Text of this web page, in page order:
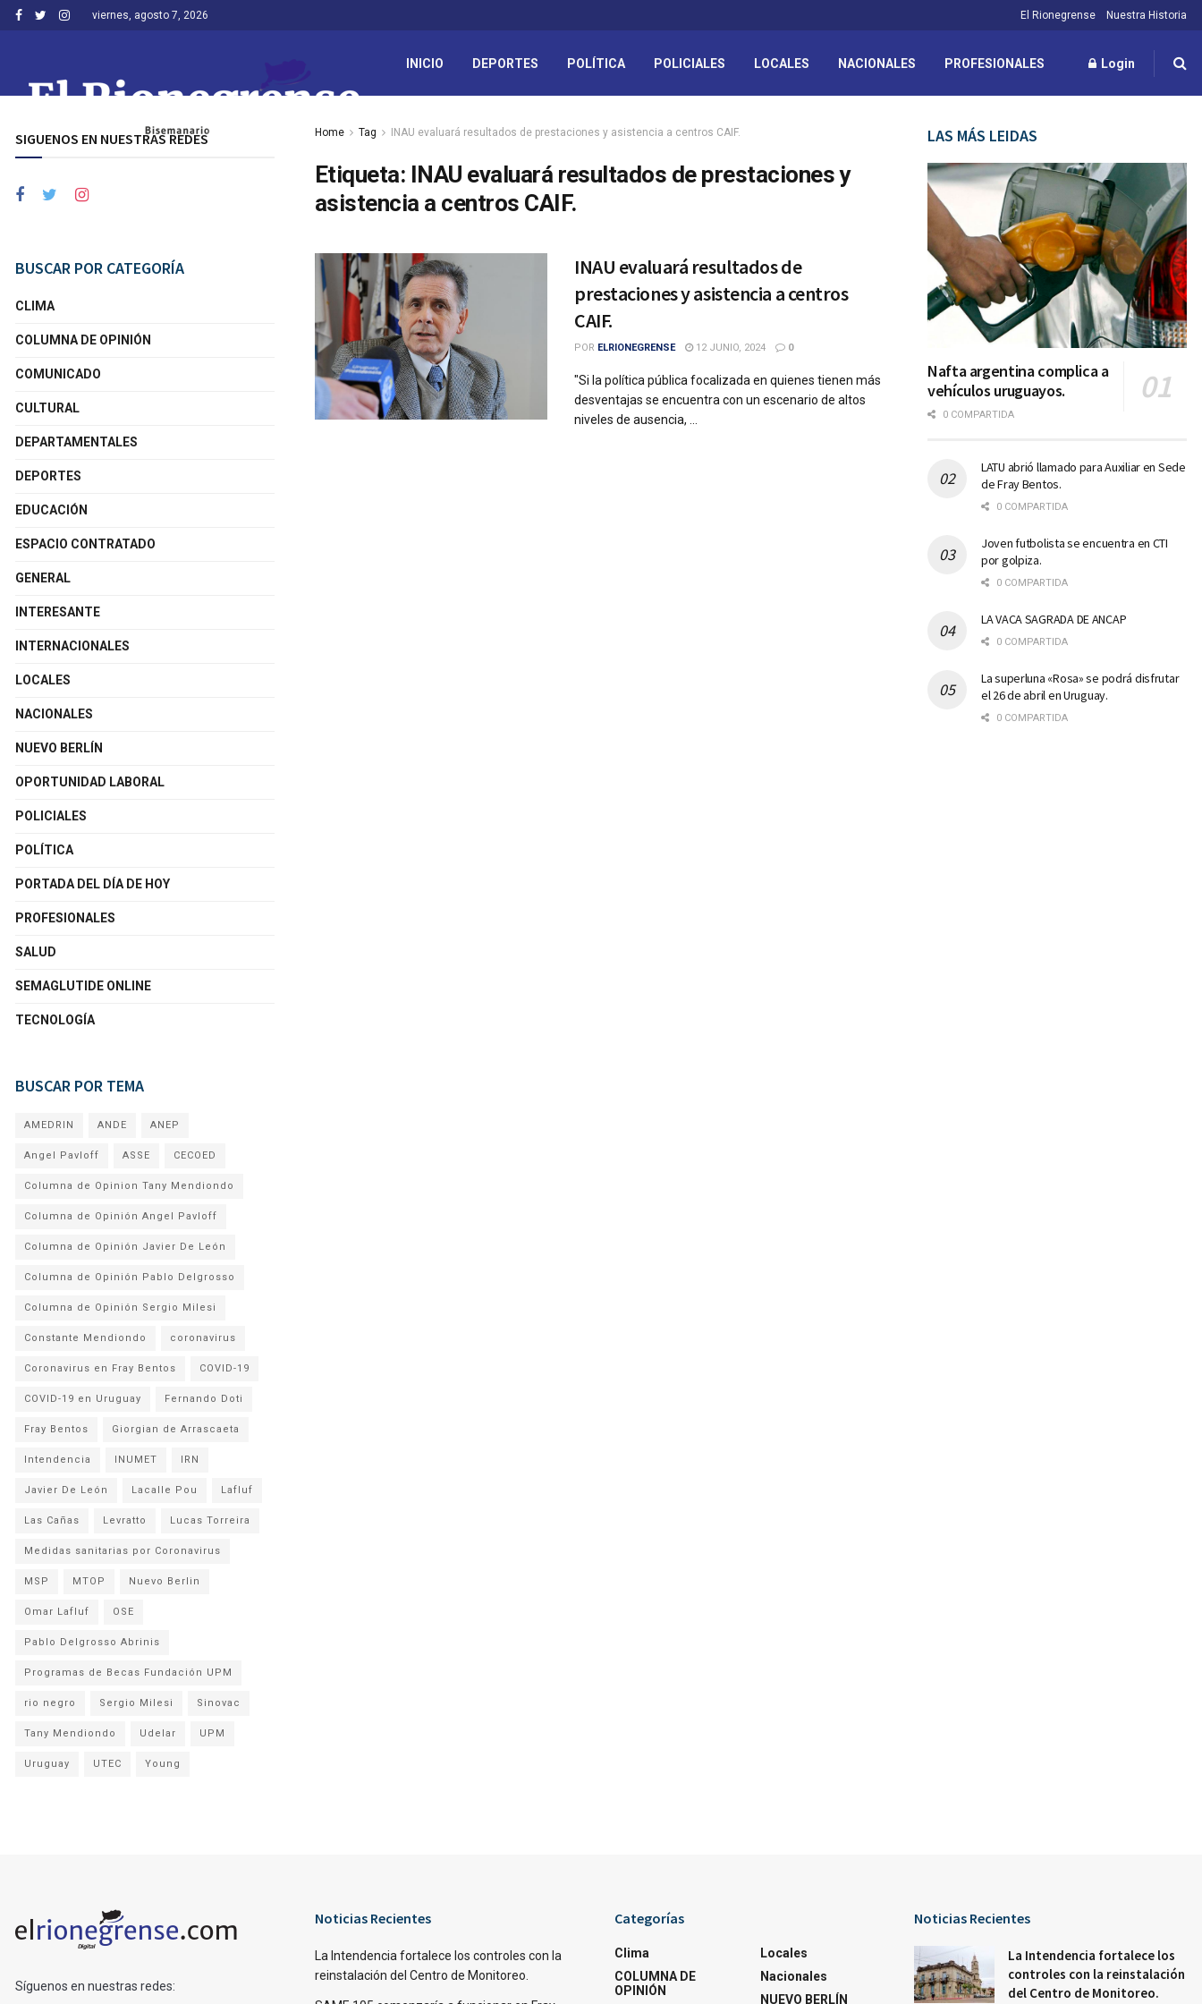
viernes, agosto 7, 2026 El Rionegrense Nuestra Historia
INICIO DEPORTES POLÍTICA POLICIALES LOCALES NACIONALES PROFESIONALES Login
Home Tag INAU evaluará resultados de prestaciones y asistencia a centros CAIF.
Etiqueta: INAU evaluará resultados de prestaciones y
asistencia a centros CAIF.
INAU evaluará resultados de
prestaciones y asistencia a centros
CAIF.
POR ELRIONEGRENSE 12 JUNIO, 2024 0
"Si la política pública focalizada en quienes tienen más
desventajas se encuentra con un escenario de altos
niveles de ausencia, ...
SIGUENOS EN NUESTRAS REDES
BUSCAR POR CATEGORÍA
CLIMA
COLUMNA DE OPINIÓN
COMUNICADO
CULTURAL
DEPARTAMENTALES
DEPORTES
EDUCACIÓN
ESPACIO CONTRATADO
GENERAL
INTERESANTE
INTERNACIONALES
LOCALES
NACIONALES
NUEVO BERLÍN
OPORTUNIDAD LABORAL
POLICIALES
POLÍTICA
PORTADA DEL DÍA DE HOY
PROFESIONALES
SALUD
SEMAGLUTIDE ONLINE
TECNOLOGÍA
BUSCAR POR TEMA
AMEDRIN ANDE ANEP
Angel Pavloff ASSE CECOED
Columna de Opinion Tany Mendiondo
Columna de Opinión Angel Pavloff
Columna de Opinión Javier De León
Columna de Opinión Pablo Delgrosso
Columna de Opinión Sergio Milesi
Constante Mendiondo coronavirus
Coronavirus en Fray Bentos COVID-19
COVID-19 en Uruguay Fernando Doti
Fray Bentos Giorgian de Arrascaeta
Intendencia INUMET IRN
Javier De León Lacalle Pou Lafluf
Las Cañas Levratto Lucas Torreira
Medidas sanitarias por Coronavirus
MSP MTOP Nuevo Berlin
Omar Lafluf OSE
Pablo Delgrosso Abrinis
Programas de Becas Fundación UPM
rio negro Sergio Milesi Sinovac
Tany Mendiondo Udelar UPM
Uruguay UTEC Young
LAS MÁS LEIDAS
Nafta argentina complica a
vehículos uruguayos.
0 COMPARTIDA
LATU abrió llamado para Auxiliar en Sede
de Fray Bentos.
0 COMPARTIDA
Joven futbolista se encuentra en CTI
por golpiza.
0 COMPARTIDA
LA VACA SAGRADA DE ANCAP
0 COMPARTIDA
La superluna «Rosa» se podrá disfrutar
el 26 de abril en Uruguay.
0 COMPARTIDA
Síguenos en nuestras redes:
Noticias Recientes
La Intendencia fortalece los controles con la
reinstalación del Centro de Monitoreo.
Categorías
Clima
COLUMNA DE
OPINIÓN
Locales
Nacionales
NUEVO BERLÍN
Noticias Recientes
La Intendencia fortalece los
controles con la reinstalación
del Centro de Monitoreo.